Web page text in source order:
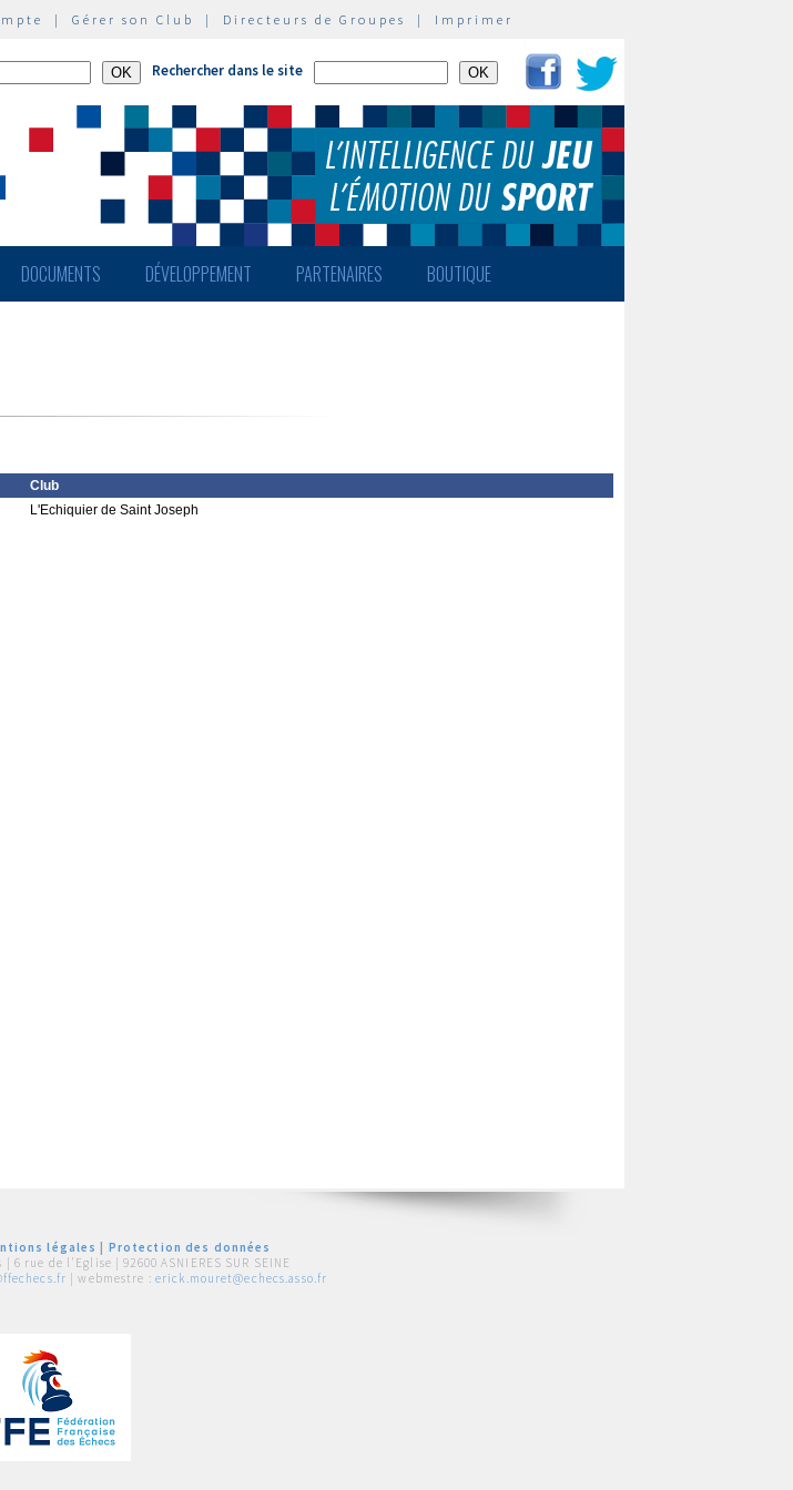
| Gérer son Club | Directeurs de Groupes | Imprimer
Rechercher dans le site
DOCUMENTS DÉVELOPPEMENT PARTENAIRES BOUTIQUE
Club
L'Echiquier de Saint Joseph
légales
Protection des données
| 6 rue de l'Eglise | 92600 ASNIERES SUR SEINE
| webmestre : erick.mouret@echecs.asso.fr